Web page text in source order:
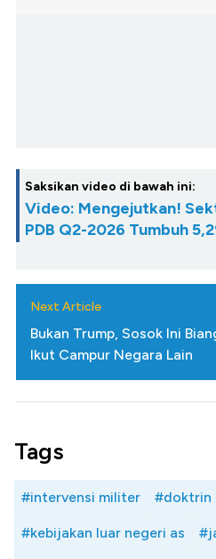
Saksikan video di bawah ini:
Video: Mengejutkan!
PDB Q2-2026 Tumbuh
Next Article
Bukan Trump, Sosok Ini
Ikut Campur Negara Lain
Tags
#intervensi militer #doktrin
#kebijakan luar negeri as